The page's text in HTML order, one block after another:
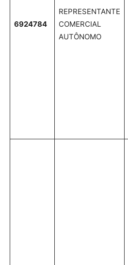
6924784
REPRESENTANTE
COMERCIAL
AUTÔNOMO